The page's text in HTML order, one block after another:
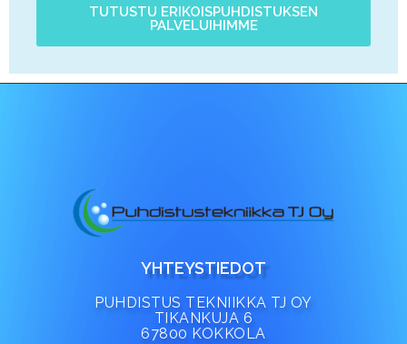
TUTUSTU ERIKOISPUHDISTUKSEN
PALVELUIHIMME
YHTEYSTIEDOT
PUHDISTUS TEKNIIKKA TJ OY
TIKANKUJA 6
67800 KOKKOLA